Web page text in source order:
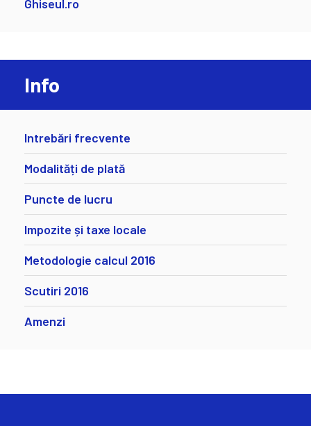
Ghiseul.ro
Info
Intrebări frecvente
Modalități de plată
Puncte de lucru
Impozite și taxe locale
Metodologie calcul 2016
Scutiri 2016
Amenzi